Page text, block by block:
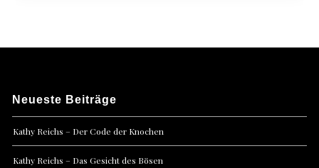
Neueste Beiträge
Kathy Reichs – Der Code der Knochen
Kathy Reichs – Das Gesicht des Bösen